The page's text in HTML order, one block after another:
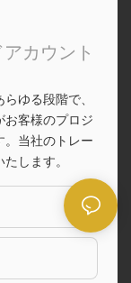
アカウント
ゆる段階で、
お客様のプロジ
。当社のトレー
します。